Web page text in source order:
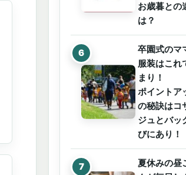
お歳暮との
は？
卒園式のマ
服装はこれ
まり！
ポイントア
の秘訣はコ
ジュとバッ
びにあり！
夏休みの昼